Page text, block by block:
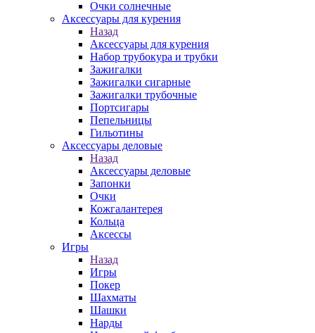
Очки солнечные
Аксессуары для курения
Назад
Аксессуары для курения
Набор трубокура и трубки
Зажигалки
Зажигалки сигарные
Зажигалки трубочные
Портсигары
Пепельницы
Гильотины
Аксессуары деловые
Назад
Аксессуары деловые
Запонки
Очки
Кожгалантерея
Кольца
Аксессы
Игры
Назад
Игры
Покер
Шахматы
Шашки
Нарды